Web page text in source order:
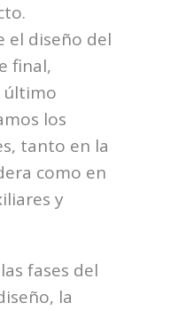
el diseño del
final,
último
los
tanto en la
como en
y
fases del
la